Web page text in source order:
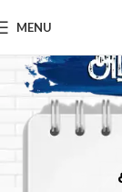
MENU